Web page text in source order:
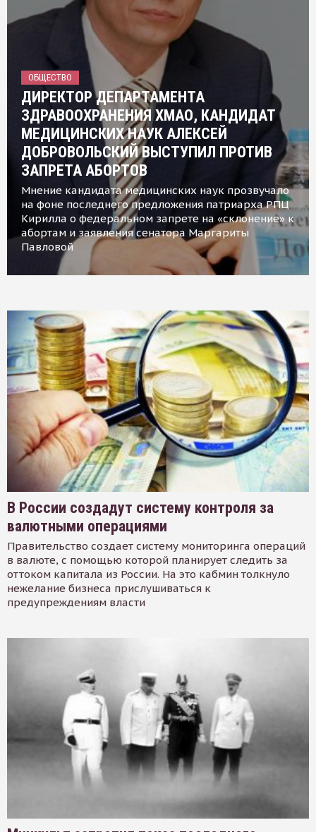
ОБЩЕСТВО
ДИРЕКТОР ДЕПАРТАМЕНТА
ЗДРАВООХРАНЕНИЯ ХМАО, КАНДИДАТ
МЕДИЦИНСКИХ НАУК АЛЕКСЕЙ
ДОБРОВОЛЬСКИЙ ВЫСТУПИЛ ПРОТИВ
ЗАПРЕТА АБОРТОВ
Мнение кандидата медицинских наук прозвучало
на фоне последнего предложения патриарха РПЦ
Кирилла о федеральном запрете на «склонение» к
абортам и заявления сенатора Маргариты
Павловой
В России создадут систему контроля за
валютными операциями
Правительство создает систему мониторинга операций
в валюте, с помощью которой планирует следить за
оттоком капитала из России. На это кабмин толкнуло
нежелание бизнеса прислушиваться к
предупреждениям власти